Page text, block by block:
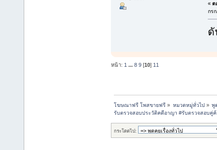
« ต
กร
ดั
หน้า: 1 ... 8 9 [10] 11
โฆษณาฟรี โพสขายฟรี » หมวดหมู่ทั่วไป» พู
รับตรวจสอบประวัติคดีอาญา #รับตรวจสอบคู่
กระโดดไป: